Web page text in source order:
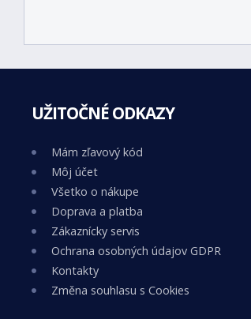
UŽITOČNÉ ODKAZY
Mám zľavový kód
Môj účet
Všetko o nákupe
Doprava a platba
Zákaznícky servis
Ochrana osobných údajov GDPR
Kontakty
Změna souhlasu s Cookies